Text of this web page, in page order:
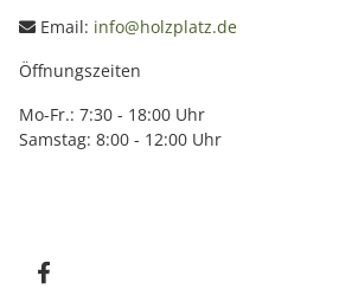
Email: info@holzplatz.de
Öffnungszeiten
Mo-Fr.: 7:30 - 18:00 Uhr
Samstag: 8:00 - 12:00 Uhr